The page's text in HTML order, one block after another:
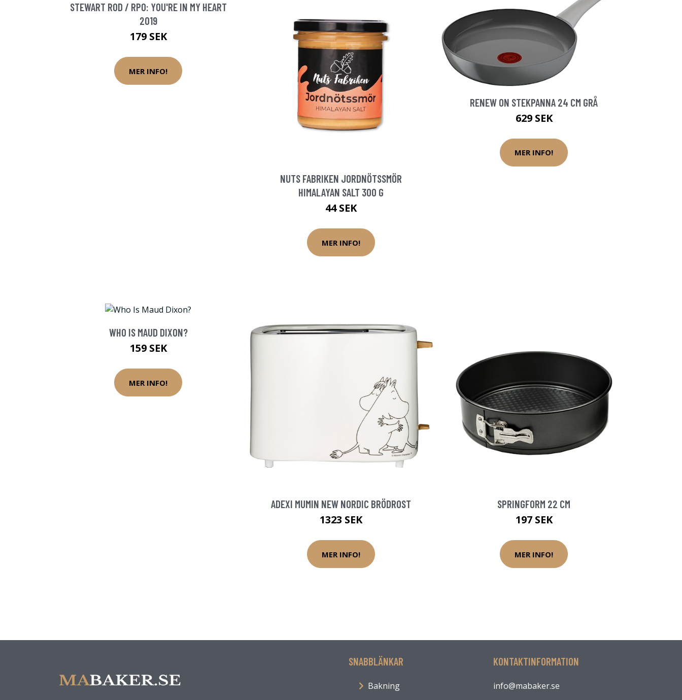
STEWART ROD / RPO: YOU'RE IN MY HEART
2019
179 SEK
MER INFO!
NUTS FABRIKEN JORDNÖTSSMÖR
HIMALAYAN SALT 300 G
44 SEK
MER INFO!
RENEW ON STEKPANNA 24 CM GRÅ
629 SEK
MER INFO!
WHO IS MAUD DIXON?
159 SEK
MER INFO!
ADEXI MUMIN NEW NORDIC BRÖDROST
1323 SEK
MER INFO!
SPRINGFORM 22 CM
197 SEK
MER INFO!
SNABBLÄNKAR
Bakning
KONTAKTINFORMATION
info@mabaker.se